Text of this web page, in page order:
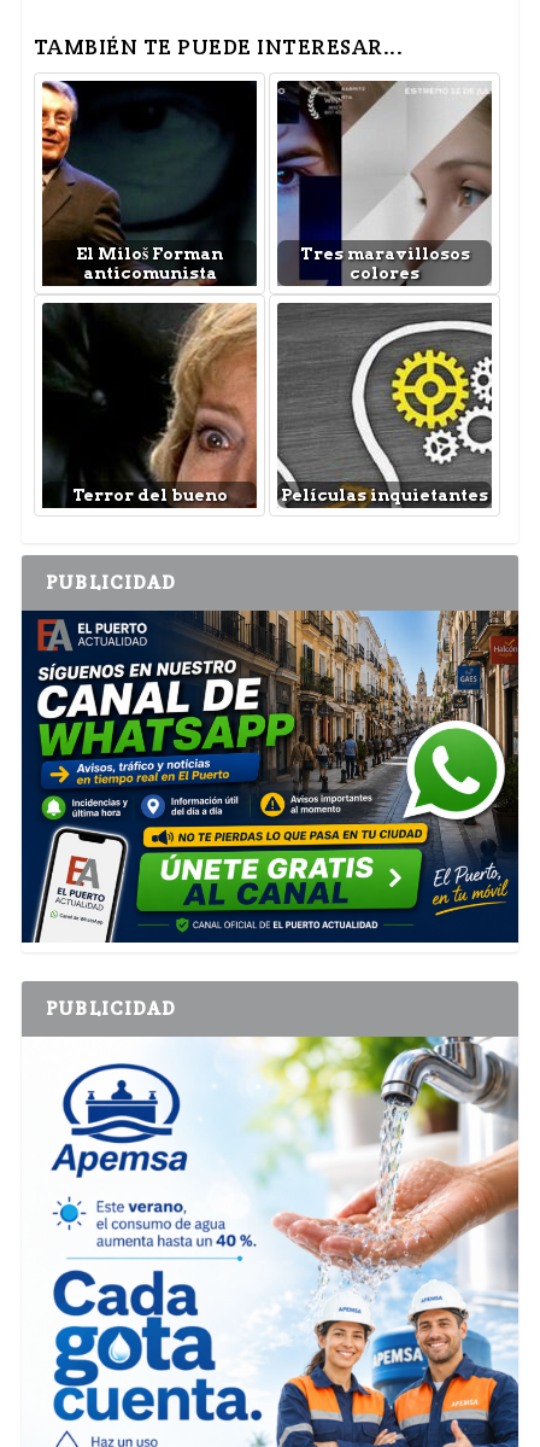
TAMBIÉN TE PUEDE INTERESAR...
El Miloš Forman
anticomunista
Tres maravillosos
colores
Terror del bueno Películas inquietantes
PUBLICIDAD
PUBLICIDAD